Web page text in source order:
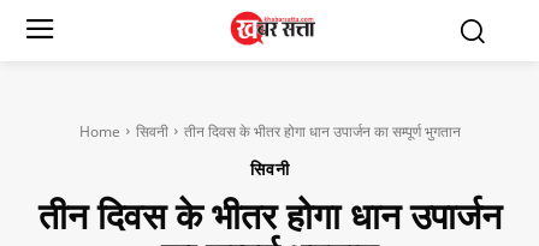
Home सिवनी तीन दिवस के भीतर होगा धान उपार्जन का सम्पूर्ण भुगतान
सिवनी
तीन दिवस के भीतर होगा धान उपार्जन